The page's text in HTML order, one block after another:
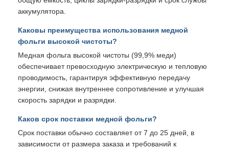
аккумулятора.
Каковы преимущества использования медной
фольги высокой чистоты?
Медная фольга высокой чистоты (99,9% меди)
обеспечивает превосходную электрическую и тепловую
проводимость, гарантируя эффективную передачу
энергии, снижая внутреннее сопротивление и улучшая
скорость зарядки и разрядки.
Каков срок поставки медной фольги?
Срок поставки обычно составляет от 7 до 25 дней, в
зависимости от размера заказа и требований к